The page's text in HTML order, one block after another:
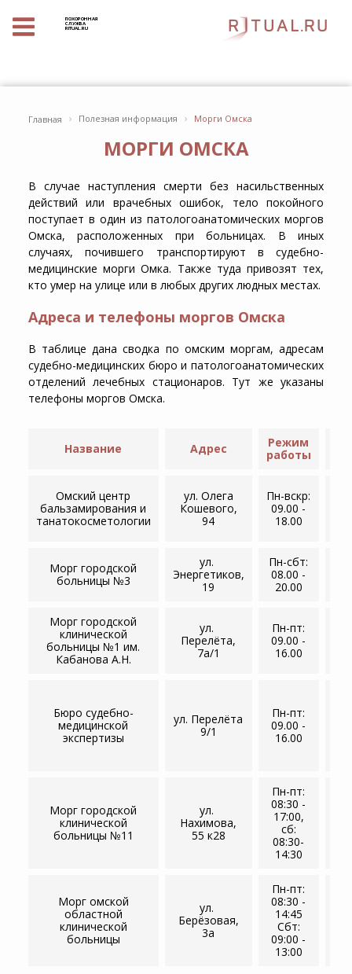
ПОХОРОННАЯ
СЛУЖБА
RITUAL.RU
Главная › Полезная информация › Морги Омска
МОРГИ ОМСКА
В случае наступления смерти без насильственных
действий или врачебных ошибок, тело покойного
поступает в один из патологоанатомических моргов
Омска, расположенных при больницах. В иных
случаях, почившего транспортируют в судебно-
медицинские морги Омка. Также туда привозят тех,
кто умер на улице или в любых других людных местах.
Адреса и телефоны моргов Омска
В таблице дана сводка по омским моргам, адресам
судебно-медицинских бюро и патологоанатомических
отделений лечебных стационаров. Тут же указаны
телефоны моргов Омска.
Название Адрес
Режим
работы
Омский центр
бальзамирования и
танатокосметологии
ул. ​Олега
Кошевого,
94
Пн-вскр:
09.00 -
18.00
Морг городской
больницы №3
ул. ​
Энергетиков,
19
Пн-сбт:
08.00 -
20.00
Морг городской
клинической
больницы №1 им.
Кабанова А.Н.
ул. ​
Перелёта,
7а/1
Пн-пт:
09.00 -
16.00
Бюро судебно-
медицинской
экспертизы
ул. ​Перелёта
9/1
Пн-пт:
09.00 -
16.00
Морг городской
клинической
больницы №11
ул. ​
Нахимова,
55 к2​8
Пн-пт:
08:30 -
17:00,
сб:
08:30-
14:30
Морг омской
областной
клинической
больницы
ул. ​
Берёзовая,
3а
Пн-пт:
08:30 -
14:45
Сбт:
09:00 -
13:00